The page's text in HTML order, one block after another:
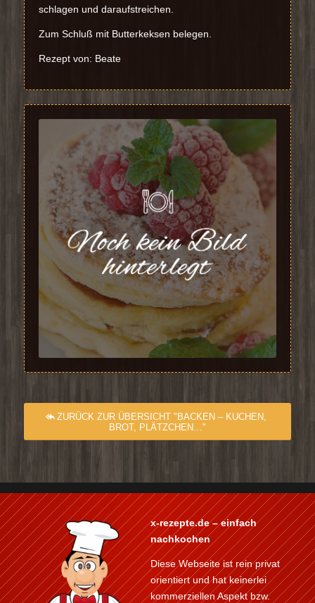
schlagen und daraufstreichen.
Zum Schluß mit Butterkeksen belegen.
Rezept von: Beate
ZURÜCK ZUR ÜBERSICHT "BACKEN – KUCHEN,
BROT, PLÄTZCHEN…"
x-rezepte.de – einfach
nachkochen
Diese Webseite ist rein privat
orientiert und hat keinerlei
kommerziellen Aspekt bzw.